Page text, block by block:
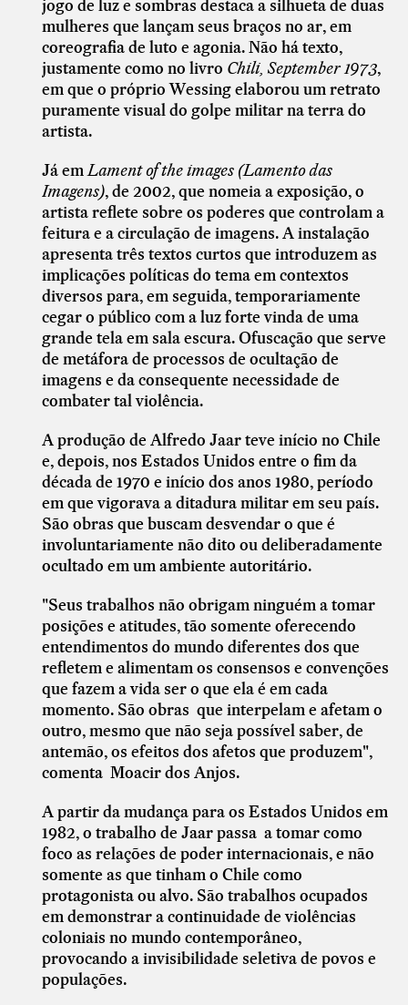
jogo de luz e sombras destaca a silhueta de duas
mulheres que lançam seus braços no ar, em
coreografia de luto e agonia. Não há texto,
justamente como no livro Chili, September 1973,
em que o próprio Wessing elaborou um retrato
puramente visual do golpe militar na terra do
artista.
Já emLament of the images (Lamento das
Imagens), de 2002, que nomeia a exposição, o
artista reflete sobre os poderes que controlam a
feitura e a circulação de imagens. A instalação
apresenta três textos curtos que introduzem as
implicações políticas do tema em contextos
diversos para, em seguida, temporariamente
cegar o público com a luz forte vinda de uma
grande tela em sala escura. Ofuscação que serve
de metáfora de processos de ocultação de
imagens e da consequente necessidade de
combater tal violência.
A produção de Alfredo Jaar teve início no Chile
e, depois, nos Estados Unidos entre o fim da
década de 1970 e início dos anos 1980, período
em que vigorava a ditadura militar em seu país.
São obras que buscam desvendar o que é
involuntariamente não dito ou deliberadamente
ocultado em um ambiente autoritário.
"Seus trabalhos não obrigam ninguém a tomar
posições e atitudes, tão somente oferecendo
entendimentos do mundo diferentes dos que
refletem e alimentam os consensos e convenções
que fazem a vida ser o que ela é em cada
momento. São obras que interpelam e afetam o
outro, mesmo que não seja possível saber, de
antemão, os efeitos dos afetos que produzem",
comenta Moacir dos Anjos.
A partir da mudança para os Estados Unidos em
1982, o trabalho de Jaar passa a tomar como
foco as relações de poder internacionais, e não
somente as que tinham o Chile como
protagonista ou alvo. São trabalhos ocupados
em demonstrar a continuidade de violências
coloniais no mundo contemporâneo,
provocando a invisibilidade seletiva de povos e
populações.